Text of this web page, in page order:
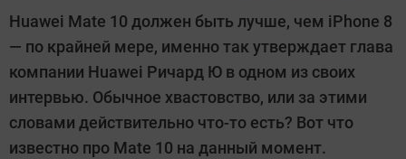
Suslov
Huawei Mate 10 должен быть лучше, чем iPhone 8
— по крайней мере, именно так утверждает глава
компании Huawei Ричард Ю в одном из своих
интервью. Обычное хвастовство, или за этими
словами действительно что-то есть? Вот что
известно про Mate 10 на данный момент.